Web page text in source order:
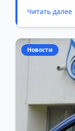
Читать далее
Новости